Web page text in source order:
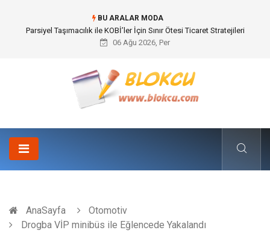
BU ARALAR MODA
Br544 ile Lastik ve Plastik Modifikasyonunda Yüksek Performans
06 Ağu 2026, Per
AnaSayfa
Otomotiv
Drogba VİP minibüs ile Eğlencede Yakalandı